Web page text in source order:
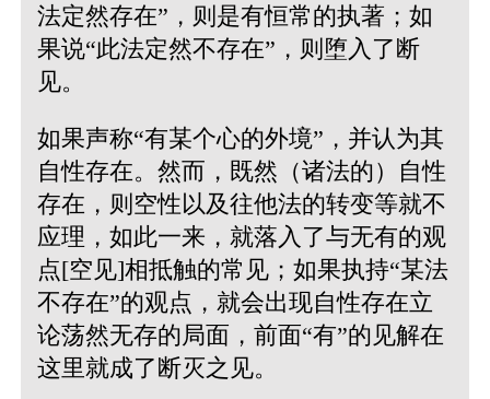
法定然存在”，则是有恒常的执著；如
果说“此法定然不存在”，则堕入了断
见。
如果声称“有某个心的外境”，并认为其
自性存在。然而，既然（诸法的）自性
存在，则空性以及往他法的转变等就不
应理，如此一来，就落入了与无有的观
点[空见]相抵触的常见；如果执持“某法
不存在”的观点，就会出现自性存在立
论荡然无存的局面，前面“有”的见解在
这里就成了断灭之见。